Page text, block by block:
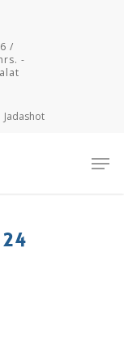
/
-
Jadashot